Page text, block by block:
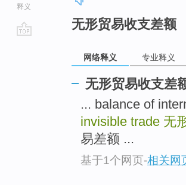
释义
无形贸易收支差额
网络释义 专业释义
无形贸易收支差
... balance of
invisible trade 无
易差额 ...
基于1个网页-相关网